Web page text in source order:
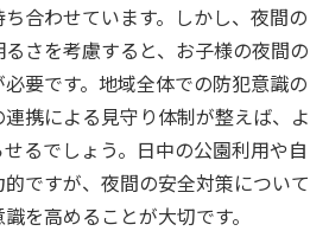
合わせています。しかし、夜間の
さを考慮すると、お子様の夜間の
要です。地域全体での防犯意識の
携による見守り体制が整えば、よ
るでしょう。日中の公園利用や自
ですが、夜間の安全対策について
を高めることが大切です。